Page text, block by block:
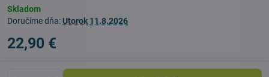
Skladom
Doručíme dňa:Utorok 11.8.2026
22,90 €